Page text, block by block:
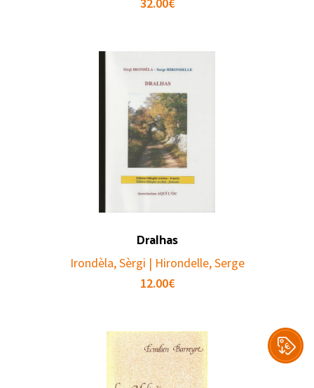
32.00€
Dralhas
Irondèla, Sèrgi | Hirondelle, Serge
12.00€